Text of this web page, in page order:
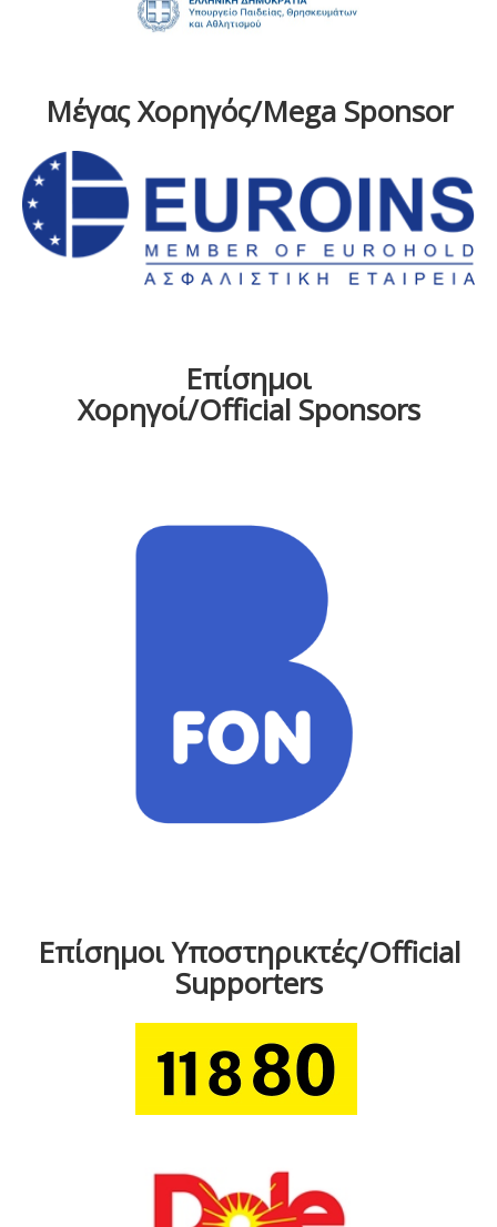
Μέγας Χορηγός/Mega Sponsor
Επίσημοι
Χορηγοί/Official Sponsors
Επίσημοι Υποστηρικτές/Official
Supporters